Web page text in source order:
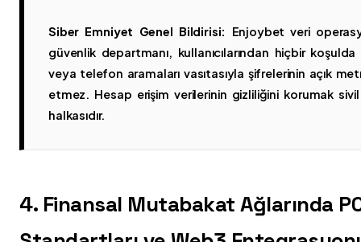
Siber Emniyet Genel Bildirisi:
Enjoybet veri
güvenlik departmanı, kullanıcılarından hiçbir
veya telefon aramaları vasıtasıyla şifrelerinin açık
etmez. Hesap erişim verilerinin gizliliğini korumak
halkasıdır.
4. Finansal Mutabakat Ağlarında